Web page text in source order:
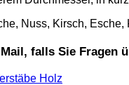
Nuss, Kirsch,
falls Sie Fragen
Holz